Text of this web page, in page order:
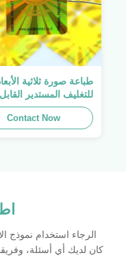
طباعة صورة ثلاثية
للتغليف المستدير القابل
للطباعة ، الملصق
صفائح لاصقة ذاتية اللصق
Contact Now
الرجاء استخدام نموذج
كان لديك أي أسئلة،